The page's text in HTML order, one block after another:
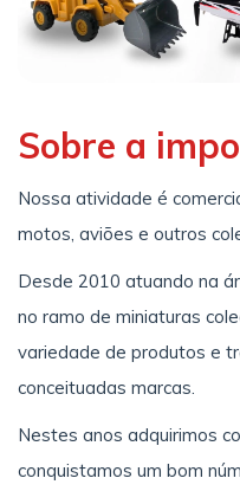
Sobre a
Nossa atividade é
motos, aviões e outros
Desde 2010 atuando na
no ramo de miniaturas
variedade de produtos e
conceituadas marcas.
Nestes anos adquirimos
conquistamos um bom